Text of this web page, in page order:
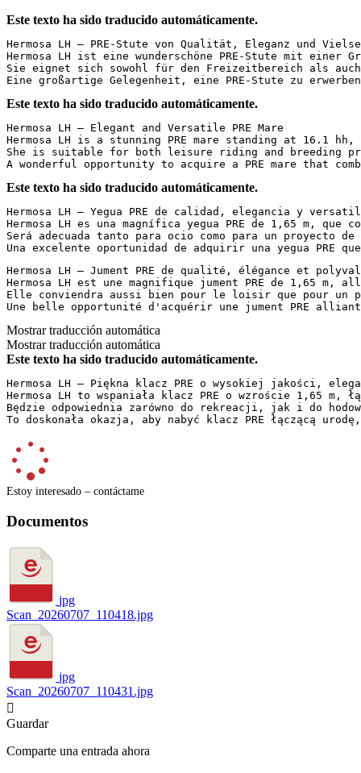
Este texto ha sido traducido automáticamente.
Hermosa LH – PRE-Stute von Qualität, Eleganz und
Hermosa LH ist eine wunderschöne PRE-Stute mit
Sie eignet sich sowohl für den Freizeitbereich als
Eine großartige Gelegenheit, eine PRE-Stute zu
Este texto ha sido traducido automáticamente.
Hermosa LH – Elegant and Versatile PRE Mare
Hermosa LH is a stunning PRE mare standing at 16.1
She is suitable for both leisure riding and breeding
A wonderful opportunity to acquire a PRE mare that
Este texto ha sido traducido automáticamente.
Hermosa LH – Yegua PRE de calidad, elegancia y
Hermosa LH es una magnífica yegua PRE de 1,65 m,
Será adecuada tanto para ocio como para un
Una excelente oportunidad de adquirir una yegua PRE
Hermosa LH – Jument PRE de qualité, élégance et
Hermosa LH est une magnifique jument PRE de 1,65
Elle conviendra aussi bien pour le loisir que pour un
Une belle opportunité d'acquérir une jument PRE
Mostrar traducción automática
Mostrar traducción automática
Este texto ha sido traducido automáticamente.
Hermosa LH – Piękna klacz PRE o wysokiej jakości,
Hermosa LH to wspaniała klacz PRE o wzroście 1,65
Będzie odpowiednia zarówno do rekreacji, jak i do
To doskonała okazja, aby nabyć klacz PRE łączącą
Estoy interesado – contáctame
Documentos
jpg
Scan_20260707_110418.jpg
jpg
Scan_20260707_110431.jpg

Guardar
Comparte una entrada ahora